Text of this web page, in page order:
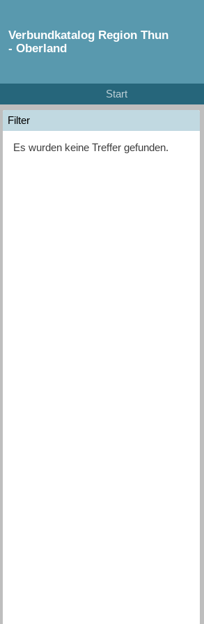
Verbundkatalog Region Thun
- Oberland
Start
Filter
Es wurden keine Treffer gefunden.